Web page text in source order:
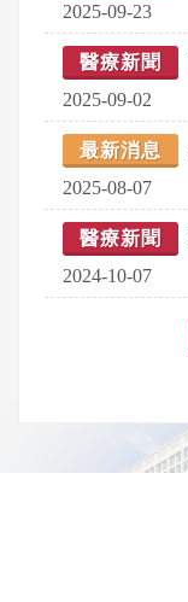
2025-09-23
醫療新聞
2025-09-02
最新消息
2025-08-07
醫療新聞
2024-10-07